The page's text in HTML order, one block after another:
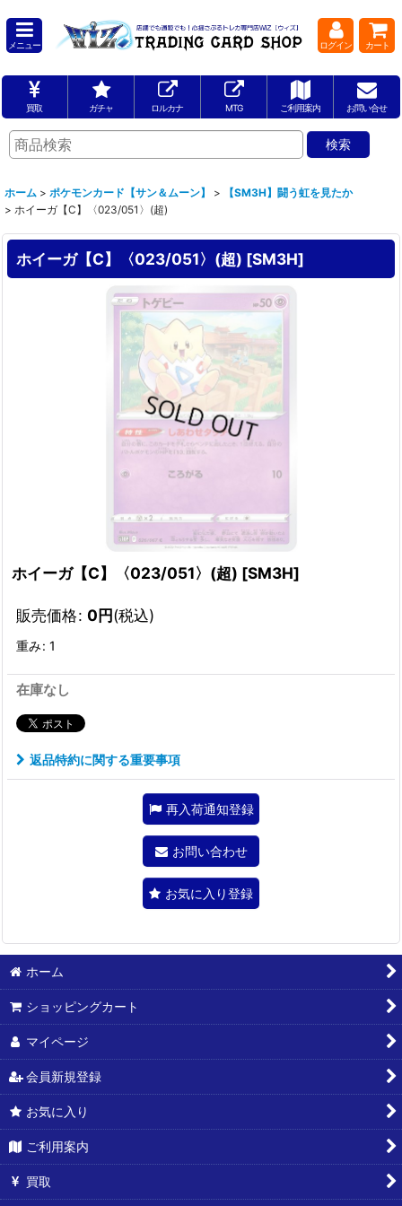
メニュー ログイン カート
買取 ガチャ ロルカナ MTG ご利用案内 お問い合せ
ホーム > ポケモンカード【サン＆ムーン】 >
【SM3H】闘う虹を見たか
> ホイーガ【C】〈023/051〉(超)
ホイーガ【C】〈023/051〉(超) [SM3H]
ホイーガ【C】〈023/051〉(超) [SM3H]
販売価格: 0円(税込)
重み: 1
在庫なし
返品特約に関する重要事項
再入荷通知登録
お問い合わせ
お気に入り登録
ホーム
ショッピングカート
マイページ
会員新規登録
お気に入り
ご利用案内
買取